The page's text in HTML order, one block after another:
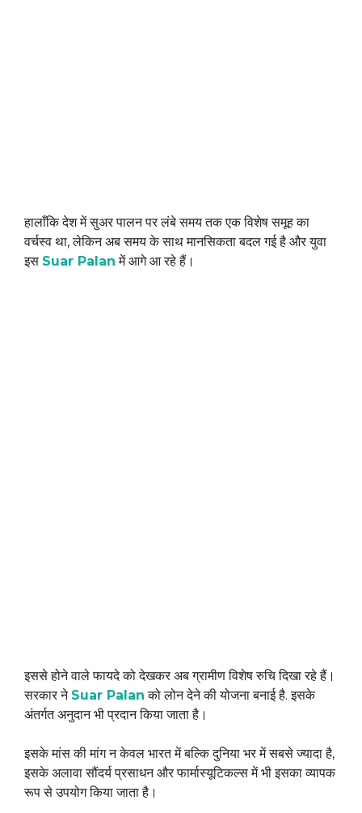
हालाँकि देश में सुअर पालन पर लंबे समय तक एक विशेष समूह का
वर्चस्व था, लेकिन अब समय के साथ मानसिकता बदल गई है और युवा
इस Suar Palan में आगे आ रहे हैं।
इससे होने वाले फायदे को देखकर अब ग्रामीण विशेष रुचि दिखा रहे हैं।
सरकार ने Suar Palan को लोन देने की योजना बनाई है. इसके
अंतर्गत अनुदान भी प्रदान किया जाता है।
इसके मांस की मांग न केवल भारत में बल्कि दुनिया भर में सबसे ज्यादा है,
इसके अलावा सौंदर्य प्रसाधन और फार्मास्यूटिकल्स में भी इसका व्यापक
रूप से उपयोग किया जाता है।